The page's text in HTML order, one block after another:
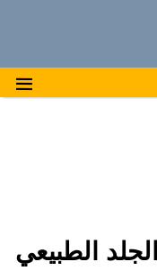
الطبيعي